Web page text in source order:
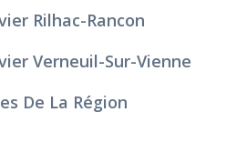
Rilhac-Rancon
Verneuil-Sur-Vienne
De La Région